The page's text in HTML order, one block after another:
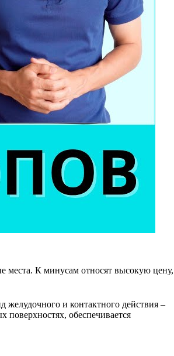
места. К минусам относят высокую цену,
желудочного и контактного действия –
поверхностях, обеспечивается